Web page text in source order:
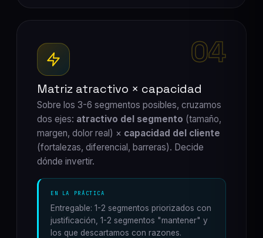
04
Matriz atractivo × capacidad
Sobre los 3-6 segmentos posibles, cruzamos
dos ejes: atractivo del segmento (tamaño,
margen, dolor real) × capacidad del cliente
(fortalezas, diferencial, barreras). Decide
dónde invertir.
EN LA PRÁCTICA
Entregable: 1-2 segmentos priorizados con
justificación, 1-2 segmentos "mantener" y
los que descartamos con razones.